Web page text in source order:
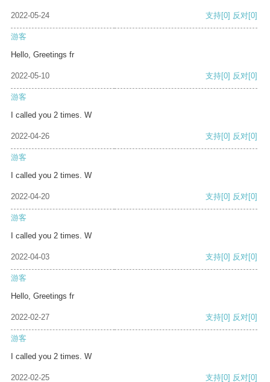
2022-05-24 支持[0] 反对[0]
游客
Hello, Greetings fr
2022-05-10 支持[0] 反对[0]
游客
I called you 2 times. W
2022-04-26 支持[0] 反对[0]
游客
I called you 2 times. W
2022-04-20 支持[0] 反对[0]
游客
I called you 2 times. W
2022-04-03 支持[0] 反对[0]
游客
Hello, Greetings fr
2022-02-27 支持[0] 反对[0]
游客
I called you 2 times. W
2022-02-25 支持[0] 反对[0]